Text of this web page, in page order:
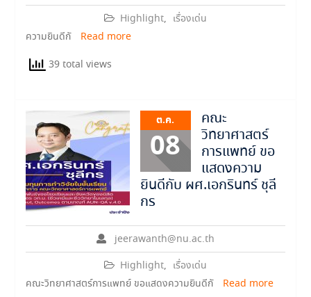
Highlight, เรื่องเด่น
ความยินดีกั
Read more
39 total views
ต.ค.
08
คณะ
วิทยาศาสตร์
การแพทย์ ขอ
แสดงความ
ยินดีกับ ผศ.เอกรินทร์ ชุลี
กร
jeerawanth@nu.ac.th
Highlight, เรื่องเด่น
คณะวิทยาศาสตร์การแพทย์ ขอแสดงความยินดีกั
Read more